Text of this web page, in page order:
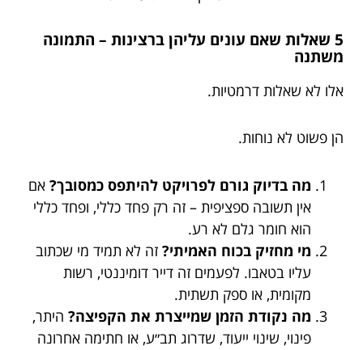
5 שאלות שאם עונים עליהן ברצינות – התמונה
משתנה
אלו לא שאלות דרמטיות.
הן פשוט לא נוחות.
מה בדיוק גורם לפרויקט להיתפס כמסובך? אם
אין תשובה ספציפית – זה רק פחד כללי, ופחד כללי
הוא חומר גלם לא רע.
מי מחזיק בכוח האמיתי? זה לא תמיד מי שכתוב
עליו בטאבו. לפעמים זה דייר דומיננטי, רשות
מקומית, או ספק תשתית.
מה נקודת הזמן שמייצרת את הקפיצה? היתר,
פינוי, שינוי ייעוד, שדרוג תב״ע, או חתימה אחרונה